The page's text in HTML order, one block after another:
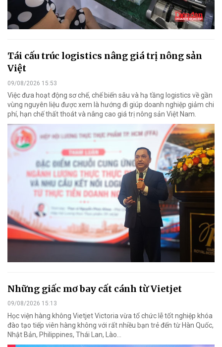
Tái cấu trúc logistics nâng giá trị nông sản
Việt
09/08/2026 15:53
Việc đưa hoạt động sơ chế, chế biến sâu và hạ tầng logistics về gần
vùng nguyên liệu được xem là hướng đi giúp doanh nghiệp giảm chi
phí, hạn chế thất thoát và nâng cao giá trị nông sản Việt Nam.
Những giấc mơ bay cất cánh từ Vietjet
09/08/2026 15:13
Học viện hàng không Vietjet Victoria vừa tổ chức lễ tốt nghiệp khóa
đào tạo tiếp viên hàng không với rất nhiều bạn trẻ đến từ Hàn Quốc,
Nhật Bản, Philippines, Thái Lan, Lào…